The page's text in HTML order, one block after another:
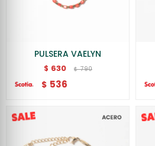
PULSERA VAELYN
$ 630 $ 790
$ 536